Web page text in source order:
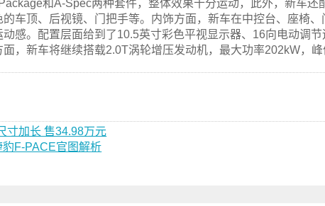
和A-Spec两种套件，整体效果十分运动，此外，新车还
车顶、后视镜、门把手等。内饰方面，新车在中控台、座椅
感。配置层面给到了10.5英寸彩色平视显示器、16向电动调
，新车将继续搭载2.0T涡轮增压发动机，最大功率202kW，峰
寸加长 售34.98万元
F-PACE官图解析